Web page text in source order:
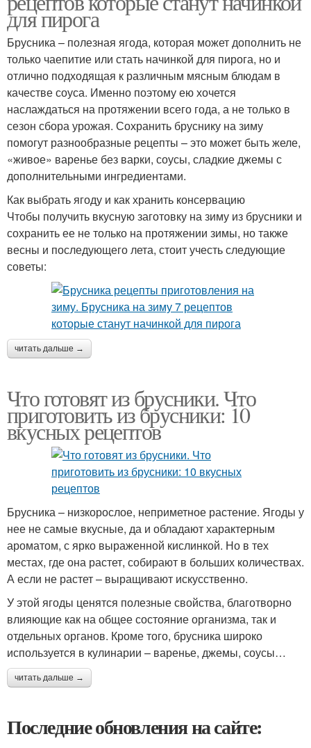
для пирога
Брусника – полезная ягода, которая может дополнить не
только чаепитие или стать начинкой для пирога, но и
отлично подходящая к различным мясным блюдам в
качестве соуса. Именно поэтому ею хочется
наслаждаться на протяжении всего года, а не только в
сезон сбора урожая. Сохранить бруснику на зиму
помогут разнообразные рецепты – это может быть желе,
«живое» варенье без варки, соусы, сладкие джемы с
дополнительными ингредиентами.
Как выбрать ягоду и как хранить консервацию
Чтобы получить вкусную заготовку на зиму из брусники и
сохранить ее не только на протяжении зимы, но также
весны и последующего лета, стоит учесть следующие
советы:
читать дальше →
Что готовят из брусники. Что
приготовить из брусники: 10
вкусных рецептов
Брусника – низкорослое, неприметное растение. Ягоды у
нее не самые вкусные, да и обладают характерным
ароматом, с ярко выраженной кислинкой. Но в тех
местах, где она растет, собирают в больших количествах.
А если не растет – выращивают искусственно.
У этой ягоды ценятся полезные свойства, благотворно
влияющие как на общее состояние организма, так и
отдельных органов. Кроме того, брусника широко
используется в кулинарии – варенье, джемы, соусы…
читать дальше →
Последние обновления на сайте: